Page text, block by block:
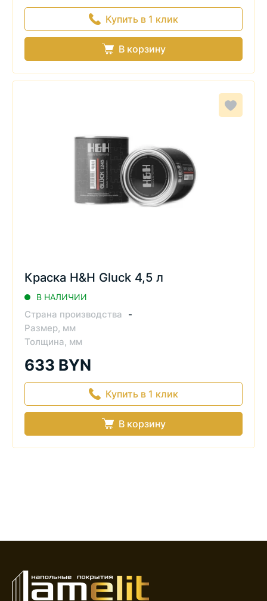
Купить в 1 клик
В корзину
Краска H&H Gluck 4,5 л
В НАЛИЧИИ
Страна производства
-
Размер, мм
Толщина, мм
633 BYN
Купить в 1 клик
В корзину